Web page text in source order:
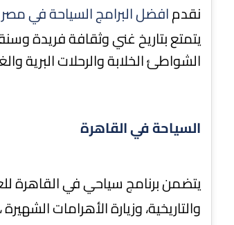
نقدمافضل البرامج السياحة في مصر
يتمتع بتاريخ غني وثقافة فريدة
الشواطئ الخلابة والرحلات البرية
السياحة في القاهرة
يتضمن برنامج سياحي في القاهرة
والتاريخية، وزيارة الأهرامات